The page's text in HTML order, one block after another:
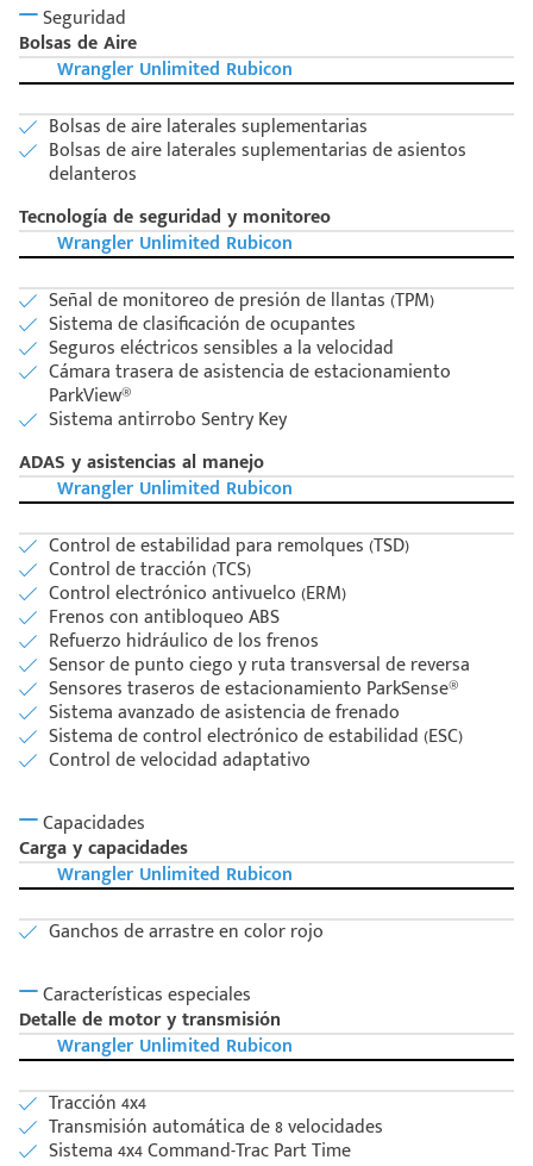
Seguridad
Bolsas de Aire
Wrangler Unlimited Rubicon
Bolsas de aire laterales suplementarias
Bolsas de aire laterales suplementarias de asientos
delanteros
Tecnología de seguridad y monitoreo
Wrangler Unlimited Rubicon
Señal de monitoreo de presión de llantas (TPM)
Sistema de clasificación de ocupantes
Seguros eléctricos sensibles a la velocidad
Cámara trasera de asistencia de estacionamiento
ParkView®
Sistema antirrobo Sentry Key
ADAS y asistencias al manejo
Wrangler Unlimited Rubicon
Control de estabilidad para remolques (TSD)
Control de tracción (TCS)
Control electrónico antivuelco (ERM)
Frenos con antibloqueo ABS
Refuerzo hidráulico de los frenos
Sensor de punto ciego y ruta transversal de reversa
Sensores traseros de estacionamiento ParkSense®
Sistema avanzado de asistencia de frenado
Sistema de control electrónico de estabilidad (ESC)
Control de velocidad adaptativo
Capacidades
Carga y capacidades
Wrangler Unlimited Rubicon
Ganchos de arrastre en color rojo
Características especiales
Detalle de motor y transmisión
Wrangler Unlimited Rubicon
Tracción 4x4
Transmisión automática de 8 velocidades
Sistema 4x4 Command-Trac Part Time